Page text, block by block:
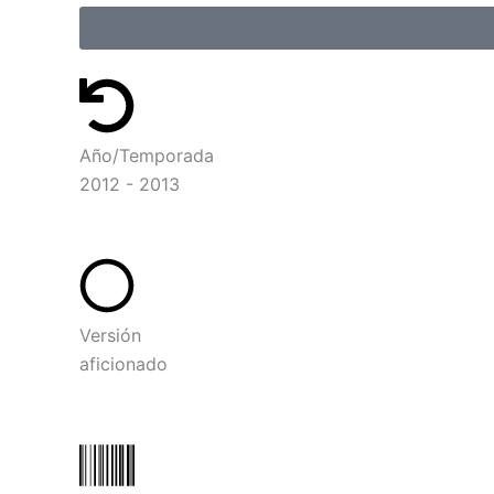
Año/Temporada
2012 - 2013
Versión
aficionado